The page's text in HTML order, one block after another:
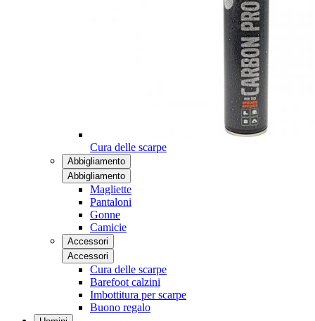
Cura delle scarpe
Abbigliamento
Abbigliamento
Magliette
Pantaloni
Gonne
Camicie
Accessori
Accessori
Cura delle scarpe
Barefoot calzini
Imbottitura per scarpe
Buono regalo